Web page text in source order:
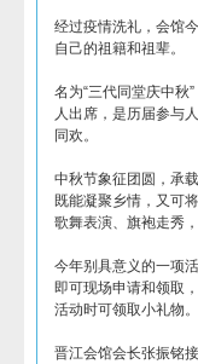
经过疫情洗礼，会馆
自己的祖籍和祖辈。
名为“三代同堂庆中秋
人出席，是历届参与
同欢。
中秋节象征团圆，承
既能凝聚乡情，又可
歌舞表演、旗袍走秀
今年别具意义的一项
即可现场申请和领取
活动时可领取小礼物。
晋江会馆会长张振铭